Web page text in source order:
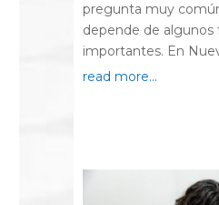
pregunta muy
depende de algunos
importantes. En
read more...